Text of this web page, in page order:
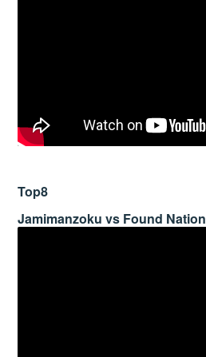
Top8
Jamimanzoku vs Found Nation